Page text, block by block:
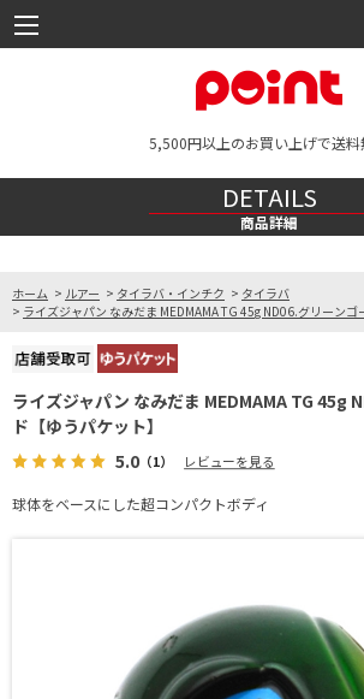
5,500円以上のお買い上げで送料
DETAILS
商品詳細
ホーム > ルアー > タイラバ・インチク > タイラバ
> ライズジャパン なみだま MEDMAMA TG 45g ND06.グリーンゴ
ライズジャパン なみだま MEDMAMA TG 45g
ド【ゆうパケット】
5.0（1） レビューを見る
球体をベースにした超コンパクトボディ